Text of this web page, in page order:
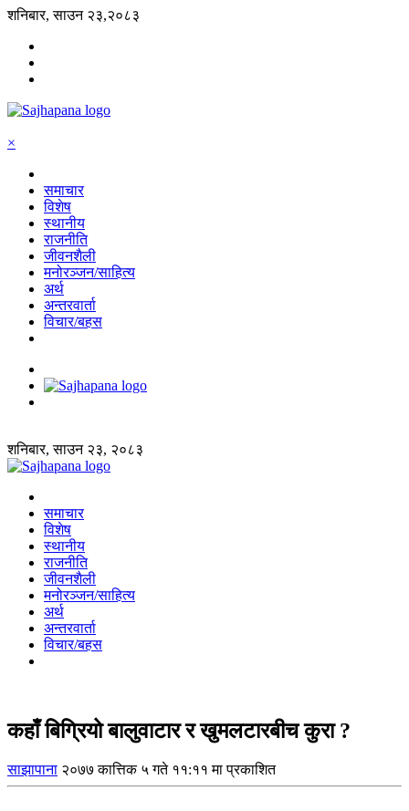
शनिबार, साउन २३,२०८३
×
समाचार
विशेष
स्थानीय
राजनीति
जीवनशैली
मनोरञ्जन/साहित्य
अर्थ
अन्तरवार्ता
विचार/बहस
शनिबार, साउन २३, २०८३
समाचार
विशेष
स्थानीय
राजनीति
जीवनशैली
मनोरञ्जन/साहित्य
अर्थ
अन्तरवार्ता
विचार/बहस
कहाँ बिग्रियो बालुवाटार र खुमलटारबीच कुरा ?
साझापाना २०७७ कात्तिक ५ गते ११:११ मा प्रकाशित